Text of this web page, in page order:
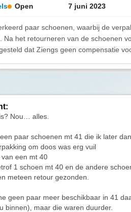
Open 7 juni 2023
paar schoenen, waarbij de
Na het retourneren van de schoenen
dat Ziengs geen compensatie
Nou… alles.
paar schoenen mt 41 die ik later
om doos was erg vuil
een mt 40
1 schoen mt 40 en de andere
meteen retour gezonden.
geen paar meer beschikbaar in 41
binnen), maar die waren duurder.